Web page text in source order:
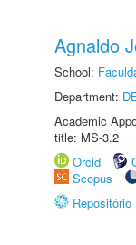
Agnaldo
School:
Department:
Academic
title: MS-3.2
Orcid
Scopus